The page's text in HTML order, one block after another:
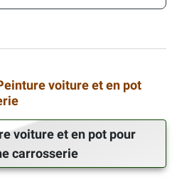
voiture et en pot
voiture et en pot pour
carrosserie